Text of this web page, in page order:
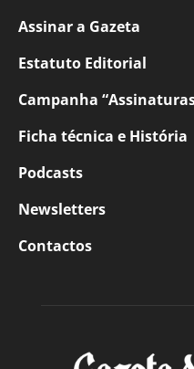
Assinar a Gazeta
Estatuto Editorial
Campanha
Ficha técnica e História
Podcasts
Newsletters
Contactos